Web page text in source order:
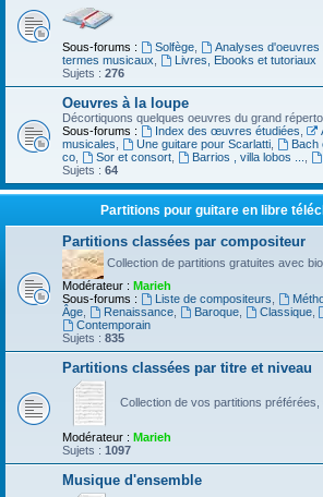
Sous-forums : Solfège, Analyses d'oeuvres
termes musicaux
Livres, Ebooks et tutoriaux
Sujets : 276
Oeuvres à la loupe
Décortiquons quelques oeuvres du grand
Sous-forums :
Index des œuvres étudiées
musicales
Une guitare pour Scarlatti, Bach
co
Sor et consort, Barrios , villa lobos ...
Sujets : 64
Partitions pour guitare en libre
Partitions classées par compositeur
Collection de partitions gratuites avec
Modérateur : Marieh
Sous-forums :
Liste de compositeurs
Âge
Renaissance, Baroque, Classique,
Contemporain
Sujets : 835
Partitions classées par titre et niveau
Collection de vos partitions
Modérateur : Marieh
Sujets : 1097
Musique d'ensemble